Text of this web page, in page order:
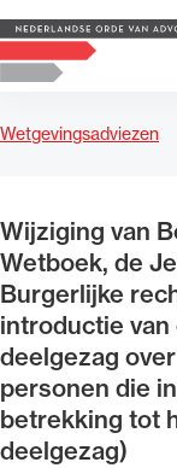
Logo, to the
Wetgevingsadviezen
Wijziging van
Wetboek, de
Burgerlijke
introductie
deelgezag
personen die
betrekking tot
deelgezag)
Zoeken
Zoek op